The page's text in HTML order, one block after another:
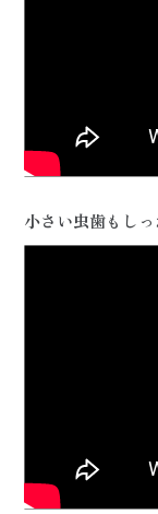
小さい虫歯もし